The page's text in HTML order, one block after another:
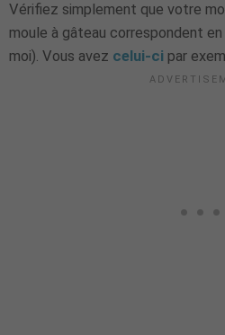
Vérifiez simplement que votre
moule à gâteau correspondent
moi). Vous avez celui-ci par